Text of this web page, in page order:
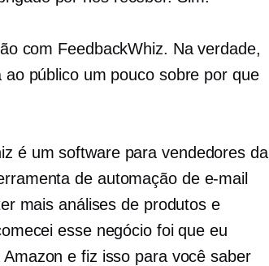
com FeedbackWhiz. Na verdade,
público um pouco sobre por que
é um software para vendedores da
de automação de e-mail
mais análises de produtos e
esse negócio foi que eu
e fiz isso para você saber